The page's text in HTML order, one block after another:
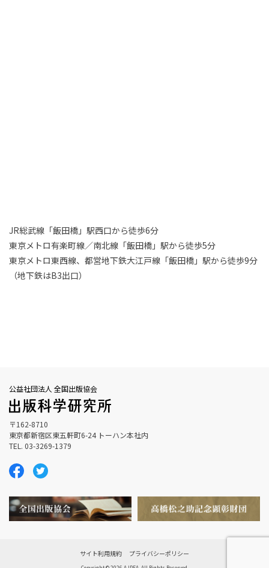
JR総武線「飯田橋」駅西口から徒歩6分
東京メトロ有楽町線／南北線「飯田橋」駅から徒歩5分
東京メトロ東西線、都営地下鉄大江戸線「飯田橋」駅から徒歩9分
（地下鉄はB3出口）
公益社団法人 全国出版協会
〒162-8710
東京都新宿区東五軒町6-24 トーハン本社内
TEL. 03-3269-1379
サイト利用規約 プライバシーポリシー